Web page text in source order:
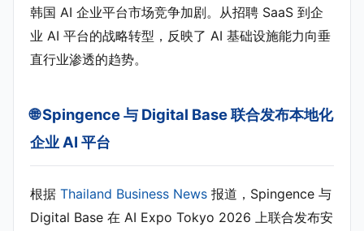
韩国 AI 企业平台市场竞争加剧。从招聘 SaaS 到企
业 AI 平台的战略转型，反映了 AI 基础设施能力向垂
直行业渗透的趋势。
🌐 Spingence 与 Digital Base 联合发布本地化
企业 AI 平台
根据 Thailand Business News 报道，Spingence 与
Digital Base 在 AI Expo Tokyo 2026 上联合发布安